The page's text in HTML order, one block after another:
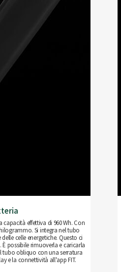
effettiva di 960 Wh. Con
Si integra nel tubo
celle energetiche. Questo ci
possibile rimuoverla e caricarla
tubo obliquo con una serratura
e la connettività all'app FIT.